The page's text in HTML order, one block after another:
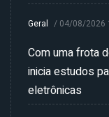
Geral / 04/08/2026
Com uma frota
inicia estudos
eletrônicas